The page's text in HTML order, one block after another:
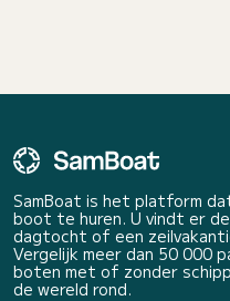
SamBoat is het platform
boot te huren. U vindt er
dagtocht of een
Vergelijk meer dan 50 000
boten met of zonder
de wereld rond.